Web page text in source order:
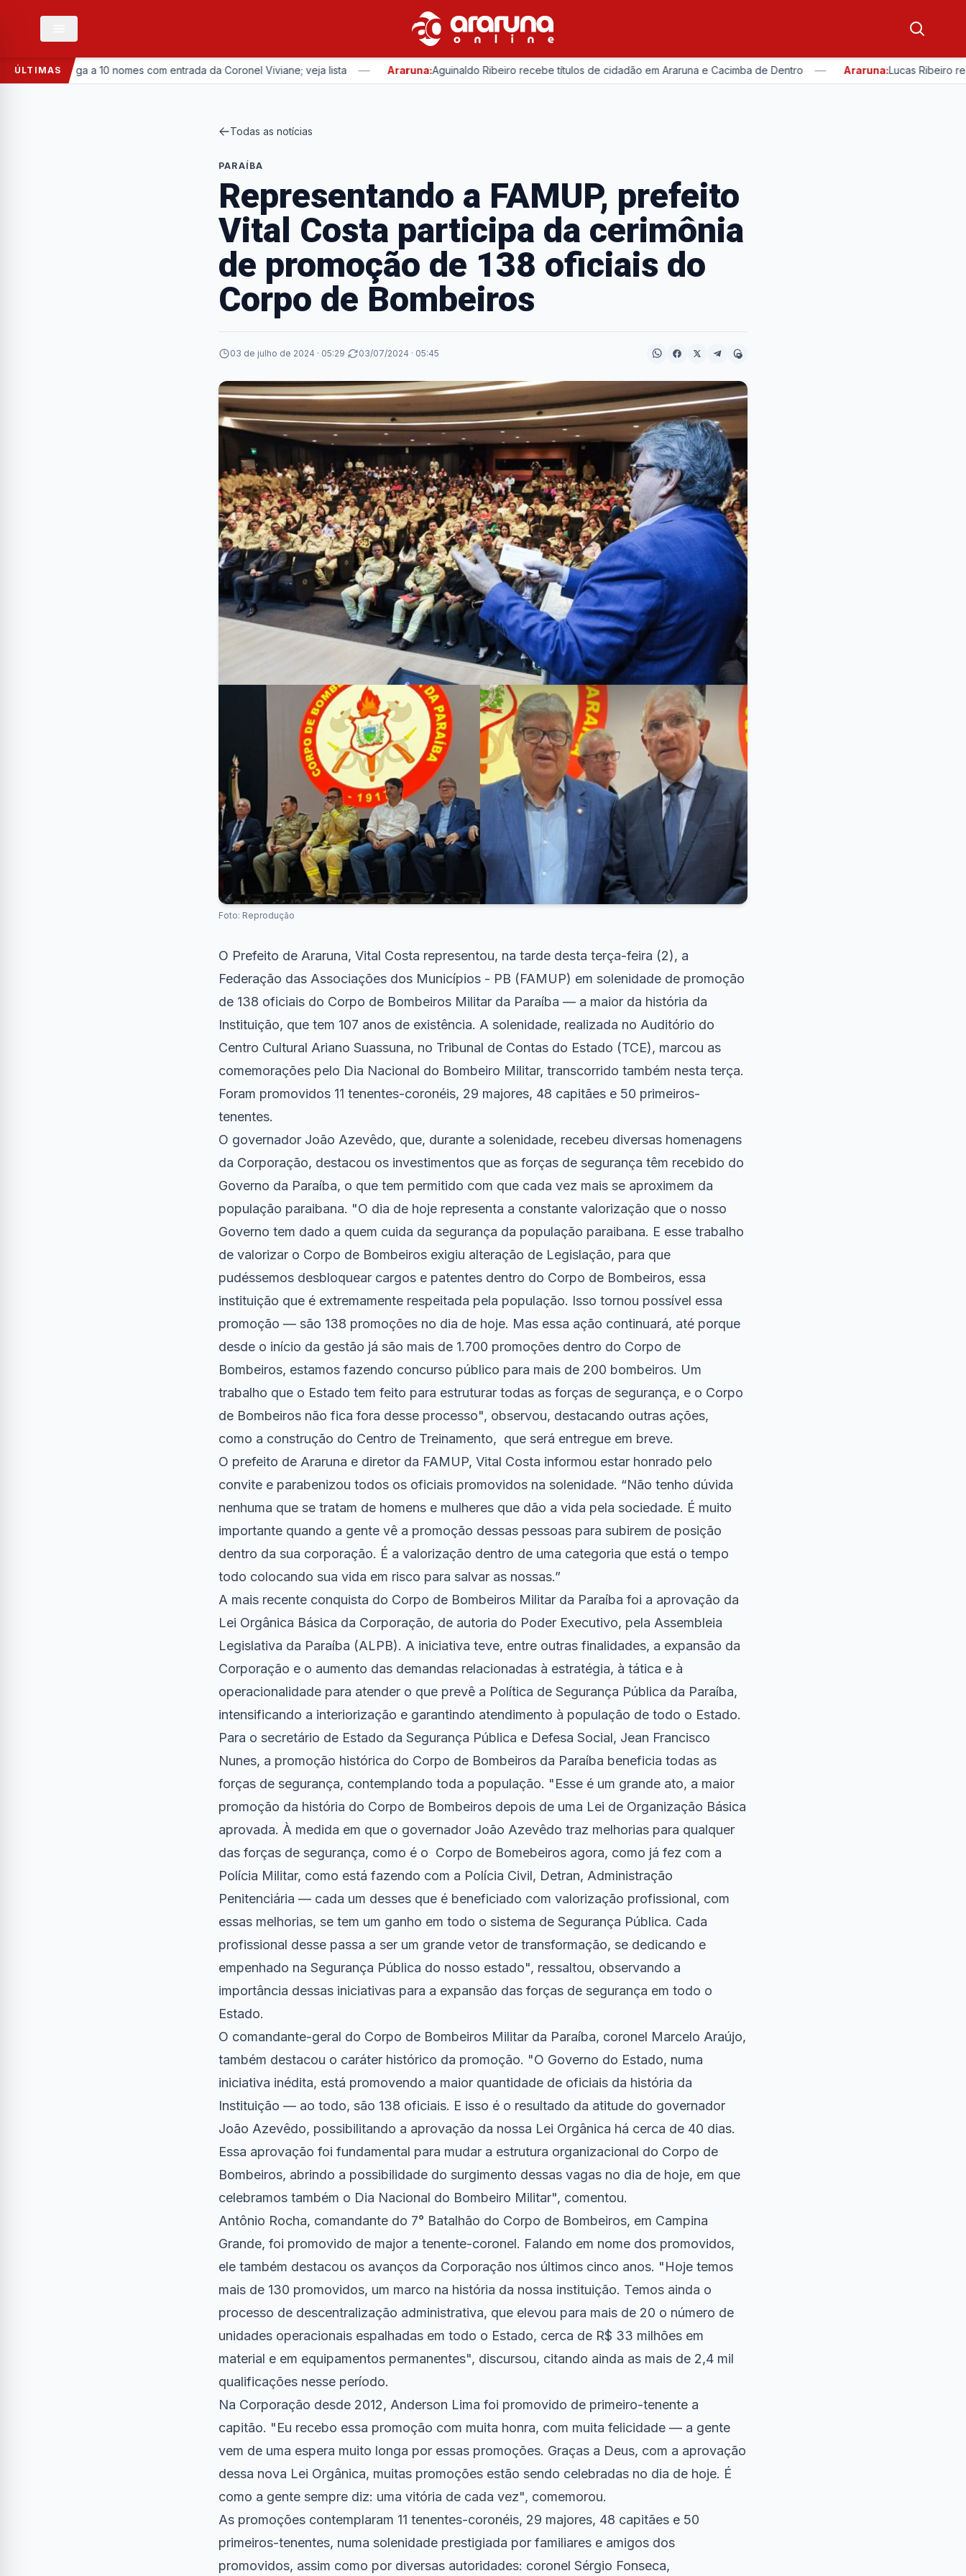
ÚLTIMAS
chega a 10 nomes com entrada da Coronel Viviane; veja lista — Araruna: Aguinaldo Ribeiro recebe títulos de cidadão em Araruna e Cacimba de Dentro — Araruna: Lucas Ribeiro recebe
Todas as notícias
PARAÍBA
Representando a FAMUP, prefeito
Vital Costa participa da cerimônia
de promoção de 138 oficiais do
Corpo de Bombeiros
03 de julho de 2024 · 05:29· 03/07/2024 · 05:45
Foto: Reprodução
O Prefeito de Araruna, Vital Costa representou, na tarde desta terça-feira (2), a
Federação das Associações dos Municípios - PB (FAMUP) em solenidade de promoção
de 138 oficiais do Corpo de Bombeiros Militar da Paraíba — a maior da história da
Instituição, que tem 107 anos de existência. A solenidade, realizada no Auditório do
Centro Cultural Ariano Suassuna, no Tribunal de Contas do Estado (TCE), marcou as
comemorações pelo Dia Nacional do Bombeiro Militar, transcorrido também nesta terça.
Foram promovidos 11 tenentes-coronéis, 29 majores, 48 capitães e 50 primeiros-
tenentes.
O governador João Azevêdo, que, durante a solenidade, recebeu diversas homenagens
da Corporação, destacou os investimentos que as forças de segurança têm recebido do
Governo da Paraíba, o que tem permitido com que cada vez mais se aproximem da
população paraibana. "O dia de hoje representa a constante valorização que o nosso
Governo tem dado a quem cuida da segurança da população paraibana. E esse trabalho
de valorizar o Corpo de Bombeiros exigiu alteração de Legislação, para que
pudéssemos desbloquear cargos e patentes dentro do Corpo de Bombeiros, essa
instituição que é extremamente respeitada pela população. Isso tornou possível essa
promoção — são 138 promoções no dia de hoje. Mas essa ação continuará, até porque
desde o início da gestão já são mais de 1.700 promoções dentro do Corpo de
Bombeiros, estamos fazendo concurso público para mais de 200 bombeiros. Um
trabalho que o Estado tem feito para estruturar todas as forças de segurança, e o Corpo
de Bombeiros não fica fora desse processo", observou, destacando outras ações,
como a construção do Centro de Treinamento, que será entregue em breve.
O prefeito de Araruna e diretor da FAMUP, Vital Costa informou estar honrado pelo
convite e parabenizou todos os oficiais promovidos na solenidade. “Não tenho dúvida
nenhuma que se tratam de homens e mulheres que dão a vida pela sociedade. É muito
importante quando a gente vê a promoção dessas pessoas para subirem de posição
dentro da sua corporação. É a valorização dentro de uma categoria que está o tempo
todo colocando sua vida em risco para salvar as nossas.”
A mais recente conquista do Corpo de Bombeiros Militar da Paraíba foi a aprovação da
Lei Orgânica Básica da Corporação, de autoria do Poder Executivo, pela Assembleia
Legislativa da Paraíba (ALPB). A iniciativa teve, entre outras finalidades, a expansão da
Corporação e o aumento das demandas relacionadas à estratégia, à tática e à
operacionalidade para atender o que prevê a Política de Segurança Pública da Paraíba,
intensificando a interiorização e garantindo atendimento à população de todo o Estado.
Para o secretário de Estado da Segurança Pública e Defesa Social, Jean Francisco
Nunes, a promoção histórica do Corpo de Bombeiros da Paraíba beneficia todas as
forças de segurança, contemplando toda a população. "Esse é um grande ato, a maior
promoção da história do Corpo de Bombeiros depois de uma Lei de Organização Básica
aprovada. À medida em que o governador João Azevêdo traz melhorias para qualquer
das forças de segurança, como é o Corpo de Bomebeiros agora, como já fez com a
Polícia Militar, como está fazendo com a Polícia Civil, Detran, Administração
Penitenciária — cada um desses que é beneficiado com valorização profissional, com
essas melhorias, se tem um ganho em todo o sistema de Segurança Pública. Cada
profissional desse passa a ser um grande vetor de transformação, se dedicando e
empenhado na Segurança Pública do nosso estado", ressaltou, observando a
importância dessas iniciativas para a expansão das forças de segurança em todo o
Estado.
O comandante-geral do Corpo de Bombeiros Militar da Paraíba, coronel Marcelo Araújo,
também destacou o caráter histórico da promoção. "O Governo do Estado, numa
iniciativa inédita, está promovendo a maior quantidade de oficiais da história da
Instituição — ao todo, são 138 oficiais. E isso é o resultado da atitude do governador
João Azevêdo, possibilitando a aprovação da nossa Lei Orgânica há cerca de 40 dias.
Essa aprovação foi fundamental para mudar a estrutura organizacional do Corpo de
Bombeiros, abrindo a possibilidade do surgimento dessas vagas no dia de hoje, em que
celebramos também o Dia Nacional do Bombeiro Militar", comentou.
Antônio Rocha, comandante do 7° Batalhão do Corpo de Bombeiros, em Campina
Grande, foi promovido de major a tenente-coronel. Falando em nome dos promovidos,
ele também destacou os avanços da Corporação nos últimos cinco anos. "Hoje temos
mais de 130 promovidos, um marco na história da nossa instituição. Temos ainda o
processo de descentralização administrativa, que elevou para mais de 20 o número de
unidades operacionais espalhadas em todo o Estado, cerca de R$ 33 milhões em
material e em equipamentos permanentes", discursou, citando ainda as mais de 2,4 mil
qualificações nesse período.
Na Corporação desde 2012, Anderson Lima foi promovido de primeiro-tenente a
capitão. "Eu recebo essa promoção com muita honra, com muita felicidade — a gente
vem de uma espera muito longa por essas promoções. Graças a Deus, com a aprovação
dessa nova Lei Orgânica, muitas promoções estão sendo celebradas no dia de hoje. É
como a gente sempre diz: uma vitória de cada vez", comemorou.
As promoções contemplaram 11 tenentes-coronéis, 29 majores, 48 capitães e 50
primeiros-tenentes, numa solenidade prestigiada por familiares e amigos dos
promovidos, assim como por diversas autoridades: coronel Sérgio Fonseca,